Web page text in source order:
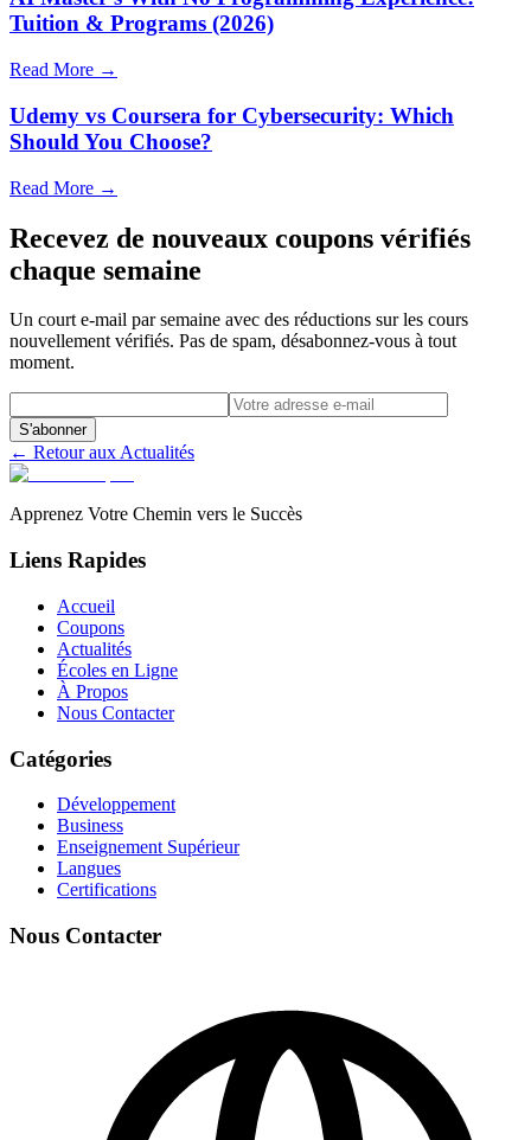
Tuition & Programs (2026)
Read More →
Udemy vs Coursera for Cybersecurity: Which
Should You Choose?
Read More →
Recevez de nouveaux coupons vérifiés
chaque semaine
Un court e-mail par semaine avec des réductions sur les cours
nouvellement vérifiés. Pas de spam, désabonnez-vous à tout
moment.
S'abonner
← Retour aux Actualités
Apprenez Votre Chemin vers le Succès
Liens Rapides
Accueil
Coupons
Actualités
Écoles en Ligne
À Propos
Nous Contacter
Catégories
Développement
Business
Enseignement Supérieur
Langues
Certifications
Nous Contacter